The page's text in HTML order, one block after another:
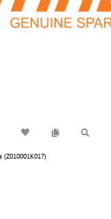
(Z010001K017)